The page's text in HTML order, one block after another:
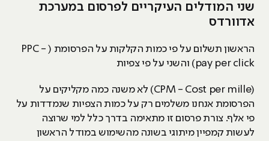
שני המודלים העיקריים לפרסום במערכת
אדוורדס
הראשון תשלום על פי כמות הקלקות על הפרסומת ( PPC -
pay per click) והשני על פי צפיות
(CPM - Cost per mille) לא משנה כמה מקליקים על
הפרסומת אנחנו משלמים רק על כמות הצפיות שנמדדות על
פי אלף. צורת פרסום זו מתאימה בדרך כלל למי שרוצה
לעשות קמפיין מיתוגי בשונה מהשימוש במודל הראשון